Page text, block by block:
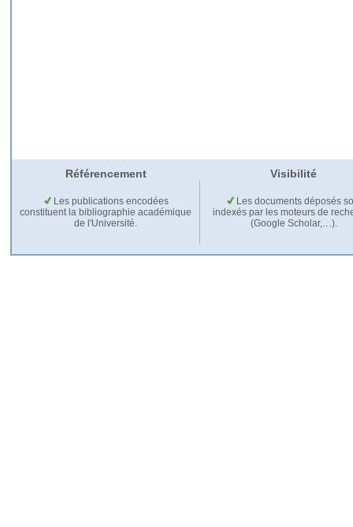
Référencement Visibilité
Les publications encodées
constituent la bibliographie académique
de l'Université.
Les documents déposés
indexés par les moteurs de
(Google Scholar,…).